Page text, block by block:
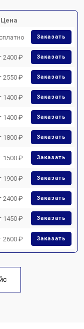
Цена
Заказать
2400 ₽ Заказать
2550 ₽ Заказать
1400 ₽ Заказать
1400 ₽ Заказать
1800 ₽ Заказать
1500 ₽ Заказать
1900 ₽ Заказать
2400 ₽ Заказать
1450 ₽ Заказать
2600 ₽ Заказать